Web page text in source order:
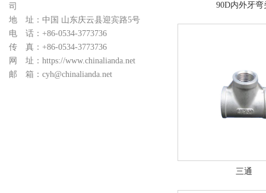
司
地 址：中国 山东庆云县迎宾路5号
电 话：+86-0534-3773736
传 真：+86-0534-3773736
网 址：https://www.chinalianda.net
邮 箱：cyh@chinalianda.net
90D内外牙弯
三通